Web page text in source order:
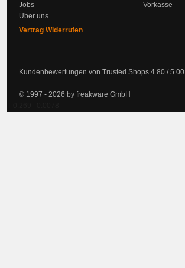
Jobs
Über uns
Vertrag Widerrufen
Vorkasse
Kundenbewertungen von Trusted Shops 4.80 /5.00
© 1997 - 2026 by freakware GmbH